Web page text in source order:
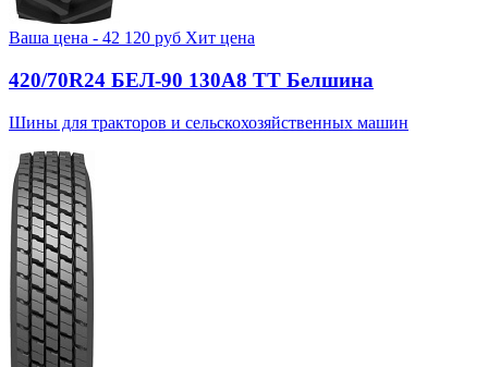
Ваша цена - 42 120 руб Хит цена
420/70R24 БЕЛ-90 130А8 TT Белшина
Шины для тракторов и сельскохозяйственных машин